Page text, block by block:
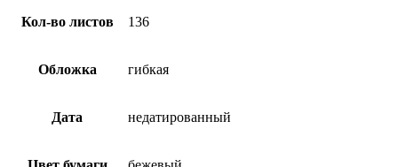
Кол-во листов 136
Обложка гибкая
Дата недатированный